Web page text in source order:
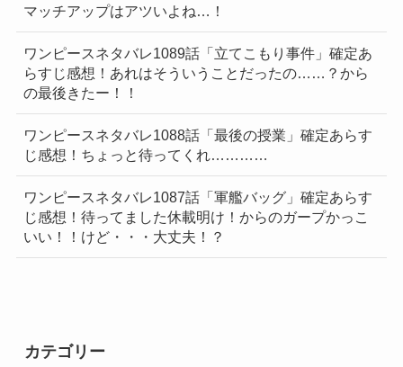
マッチアップはアツいよね…！
ワンピースネタバレ1089話「立てこもり事件」確定あ
らすじ感想！あれはそういうことだったの……？から
の最後きたー！！
ワンピースネタバレ1088話「最後の授業」確定あらす
じ感想！ちょっと待ってくれ…………
ワンピースネタバレ1087話「軍艦バッグ」確定あらす
じ感想！待ってました休載明け！からのガープかっこ
いい！！けど・・・大丈夫！？
カテゴリー